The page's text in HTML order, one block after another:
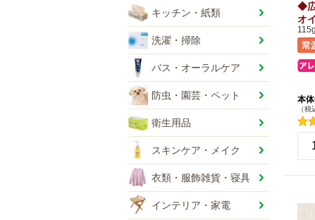
キッチン・紙類
洗濯・掃除
バス・オーラルケア
防虫・園芸・ペット
衛生用品
スキンケア・メイク
衣類・服飾雑貨・寝具
インテリア・家電
◆
オ
115g
本
（税
+
-